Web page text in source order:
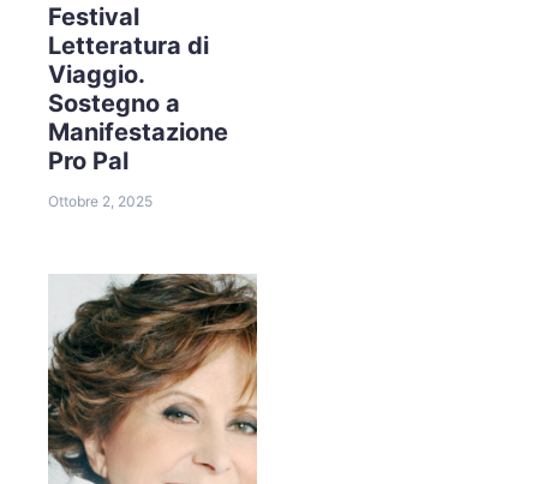
Festival
Letteratura di
Viaggio.
Sostegno a
Manifestazione
Pro Pal
Ottobre 2, 2025